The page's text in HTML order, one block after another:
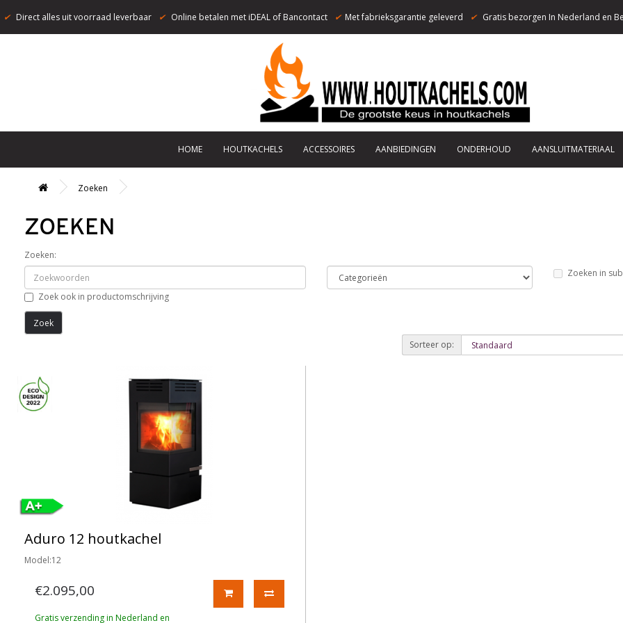
✔ Direct alles uit voorraad leverbaar ✔ Online betalen met iDEAL of Bancontact ✔ Met fabrieksgarantie geleverd ✔ Gratis bezorgen In Nederland en
HOME HOUTKACHELS ACCESSOIRES AANBIEDINGEN ONDERHOUD AANSLUITMATERIAAL
Zoeken
ZOEKEN
Zoeken:
Zoeken in
Zoek ook in productomschrijving
Sorteer op:
Aduro 12 houtkachel
Model:12
€2.095,00
Gratis verzending in Nederland en